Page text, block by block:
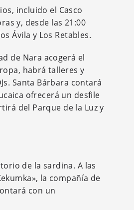
incluido el Casco
y, desde las 21:00
Ávila y Los Retables.
de Nara acogerá el
habrá talleres y
Santa Bárbara contará
ofrecerá un desfile
del Parque de la Luz y
de la sardina. A las
la compañía de
con un